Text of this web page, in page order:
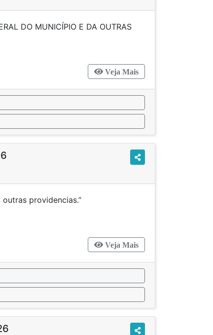
DO MUNICÍPIO E DA OUTRAS
Veja Mais
e dá outras providencias.”
Veja Mais